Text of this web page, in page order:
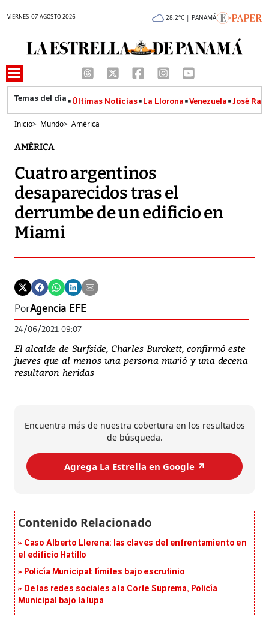
VIERNES 07 AGOSTO 2026 28.2°C | PANAMÁ
Últimas Noticias La Llorona Venezuela José
Inicio> Mundo> América
AMÉRICA
Cuatro argentinos
desaparecidos tras el
derrumbe de un edificio en
Miami
PorAgencia EFE
24/06/2021 09:07
El alcalde de Surfside, Charles Burckett, confirmó este
jueves que al menos una persona murió y una decena
resultaron heridas
Encuentra más de nuestra cobertura en los resultados
de búsqueda.
Agrega La Estrella en Google ↗️
Caso Alberto Llerena: las claves del enfrentamiento en
el edificio Hatillo
Policía Municipal: límites bajo escrutinio
De las redes sociales a la Corte Suprema, Policía
Municipal bajo la lupa